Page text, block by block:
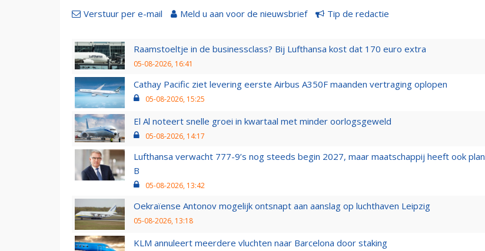
Verstuur per e-mail Meld u aan voor de nieuwsbrief Tip de redactie
Raamstoeltje in de businessclass? Bij Lufthansa kost dat 170 euro extra
05-08-2026, 16:41
Cathay Pacific ziet levering eerste Airbus A350F maanden vertraging oplopen
05-08-2026, 15:25
El Al noteert snelle groei in kwartaal met minder oorlogsgeweld
05-08-2026, 14:17
Lufthansa verwacht 777-9’s nog steeds begin 2027, maar maatschappij heeft ook plan
B
05-08-2026, 13:42
Oekraïense Antonov mogelijk ontsnapt aan aanslag op luchthaven Leipzig
05-08-2026, 13:18
KLM annuleert meerdere vluchten naar Barcelona door staking